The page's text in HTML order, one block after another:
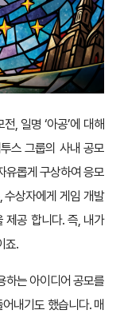
, 일명 ‘아공’에 대해
스 그룹의 사내 공모
유롭게 구상하여 응모
수상자에게 게임 개발
제공 합니다. 즉, 내가
죠.
하는 아이디어 공모를
내기도 했습니다. 매